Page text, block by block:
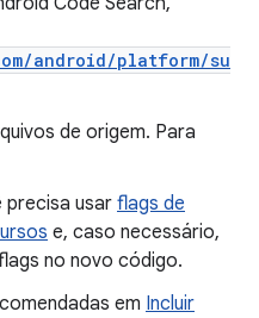
android/platform/su
de origem. Para
precisa usar flags de
e, caso necessário,
no novo código.
em Incluir